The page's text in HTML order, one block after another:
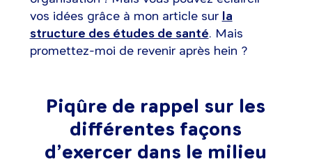
vos idées grâce à mon article sur la
structure des études de santé. Mais
promettez-moi de revenir après hein ?
Piqûre de rappel sur les
différentes façons
d’exercer dans le milieu